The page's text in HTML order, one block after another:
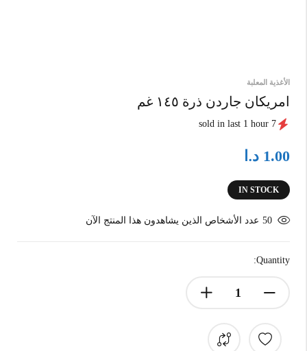
الأغذية المعلبة
امريكان جاردن ذرة ١٤٥ غم
7 sold in last 1 hour
1.00 د.ا
IN STOCK
50 عدد الأشخاص الذين يشاهدون هذا المنتج الآن
Quantity: